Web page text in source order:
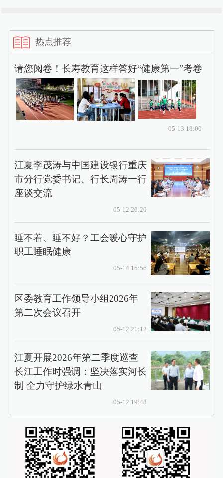
热点推荐
请您阅卷！长寿教育这样答好“健康第一”考卷
05-13 18:00
江夏李茂涛与中国建设银行重庆
市分行党委书记、行长周涛一行
座谈交流
05-12 20:20
​睡不着、睡不好？工会暖心守护
职工睡眠健康
05-14 16:56
区委教育工作领导小组2026年
第二次会议召开
05-12 21:12
江夏开展2026年第二季度巡查
长江工作时强调：坚决落实河长
制 全力守护绿水青山
05-12 19:48